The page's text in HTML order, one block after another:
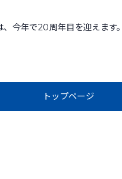
、今年で20周年目を迎えます
トップページ